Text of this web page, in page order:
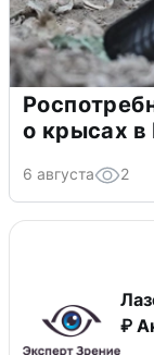
о крысах в
6 августа 2
₽